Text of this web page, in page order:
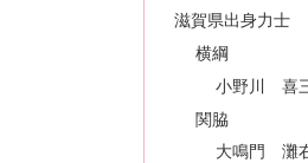
滋賀県出身力士
横綱
小野川 喜
関脇
大鳴門 灘